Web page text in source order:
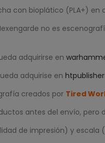
con bioplático (PLA+)
no es
adquirirse en
adquirise en
creados por Tired
antes del envío, pero
de impresión) y